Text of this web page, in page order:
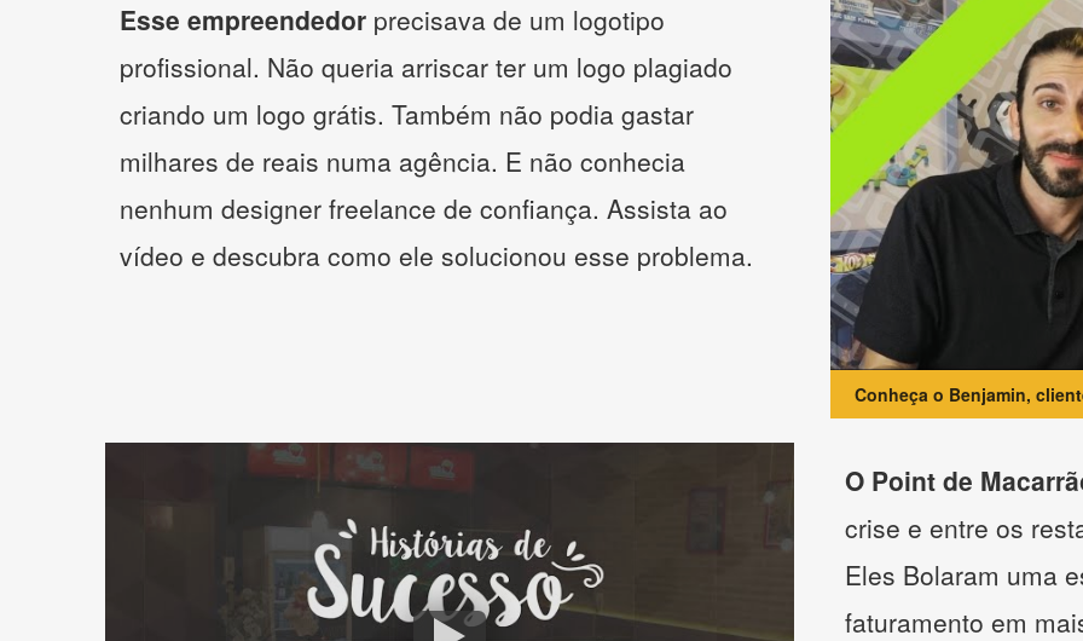
Esse empreendedor precisava de um logotipo
profissional. Não queria arriscar ter um logo plagiado
criando um logo grátis. Também não podia gastar
milhares de reais numa agência. E não conhecia
nenhum designer freelance de confiança. Assista ao
vídeo e descubra como ele solucionou esse problema.
Conheça o Benjamin,
O Point de
crise e entre os
Eles Bolaram uma
faturamento em